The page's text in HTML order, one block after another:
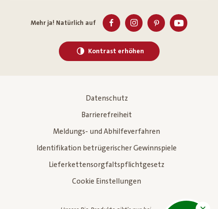
Mehr ja! Natürlich auf
Kontrast erhöhen
Datenschutz
Barrierefreiheit
Meldungs- und Abhilfeverfahren
Identifikation betrügerischer Gewinnspiele
Lieferkettensorgfaltspflichtgesetz
Cookie Einstellungen